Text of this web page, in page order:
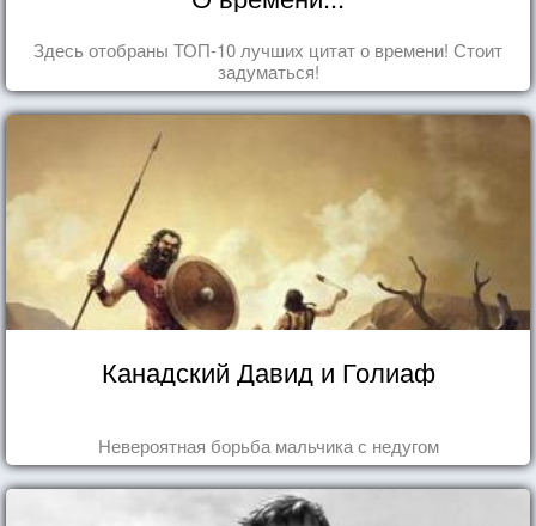
Здесь отобраны ТОП-10 лучших цитат о времени! Стоит
задуматься!
Канадский Давид и Голиаф
Невероятная борьба мальчика с недугом